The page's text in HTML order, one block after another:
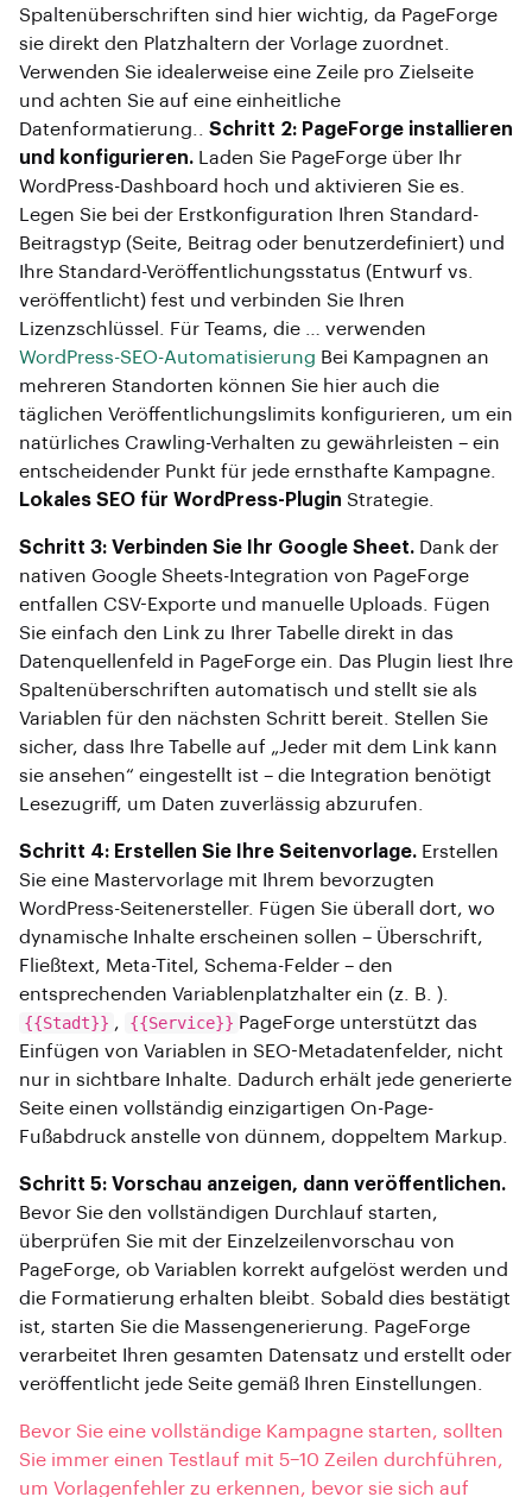
Spaltenüberschriften sind hier wichtig, da PageForge
sie direkt den Platzhaltern der Vorlage zuordnet.
Verwenden Sie idealerweise eine Zeile pro Zielseite
und achten Sie auf eine einheitliche
Datenformatierung.. Schritt 2: PageForge installieren
und konfigurieren. Laden Sie PageForge über Ihr
WordPress-Dashboard hoch und aktivieren Sie es.
Legen Sie bei der Erstkonfiguration Ihren Standard-
Beitragstyp (Seite, Beitrag oder benutzerdefiniert) und
Ihre Standard-Veröffentlichungsstatus (Entwurf vs.
veröffentlicht) fest und verbinden Sie Ihren
Lizenzschlüssel. Für Teams, die … verwenden
WordPress-SEO-Automatisierung Bei Kampagnen an
mehreren Standorten können Sie hier auch die
täglichen Veröffentlichungslimits konfigurieren, um ein
natürliches Crawling-Verhalten zu gewährleisten – ein
entscheidender Punkt für jede ernsthafte Kampagne.
Lokales SEO für WordPress-Plugin Strategie.
Schritt 3: Verbinden Sie Ihr Google Sheet. Dank der
nativen Google Sheets-Integration von PageForge
entfallen CSV-Exporte und manuelle Uploads. Fügen
Sie einfach den Link zu Ihrer Tabelle direkt in das
Datenquellenfeld in PageForge ein. Das Plugin liest Ihre
Spaltenüberschriften automatisch und stellt sie als
Variablen für den nächsten Schritt bereit. Stellen Sie
sicher, dass Ihre Tabelle auf „Jeder mit dem Link kann
sie ansehen“ eingestellt ist – die Integration benötigt
Lesezugriff, um Daten zuverlässig abzurufen.
Schritt 4: Erstellen Sie Ihre Seitenvorlage. Erstellen
Sie eine Mastervorlage mit Ihrem bevorzugten
WordPress-Seitenersteller. Fügen Sie überall dort, wo
dynamische Inhalte erscheinen sollen – Überschrift,
Fließtext, Meta-Titel, Schema-Felder – den
entsprechenden Variablenplatzhalter ein (z. B. ).
{{Stadt}} , {{Service}} PageForge unterstützt das
Einfügen von Variablen in SEO-Metadatenfelder, nicht
nur in sichtbare Inhalte. Dadurch erhält jede generierte
Seite einen vollständig einzigartigen On-Page-
Fußabdruck anstelle von dünnem, doppeltem Markup.
Schritt 5: Vorschau anzeigen, dann veröffentlichen.
Bevor Sie den vollständigen Durchlauf starten,
überprüfen Sie mit der Einzelzeilenvorschau von
PageForge, ob Variablen korrekt aufgelöst werden und
die Formatierung erhalten bleibt. Sobald dies bestätigt
ist, starten Sie die Massengenerierung. PageForge
verarbeitet Ihren gesamten Datensatz und erstellt oder
veröffentlicht jede Seite gemäß Ihren Einstellungen.
Bevor Sie eine vollständige Kampagne starten, sollten
Sie immer einen Testlauf mit 5–10 Zeilen durchführen,
um Vorlagenfehler zu erkennen, bevor sie sich auf